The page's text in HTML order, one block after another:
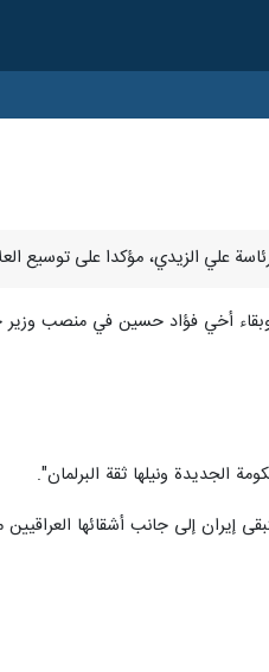
أخي فؤاد حسين في منصب وزير
الجديدة ونيلها ثقة البرلمان".
إيران إلى جانب أشقائها